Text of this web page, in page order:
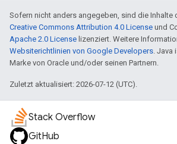
Sofern nicht anders angegeben, sind die Inhalte
Creative Commons Attribution 4.0 License und
Apache 2.0 License lizenziert. Weitere
Websiterichtlinien von Google Developers. Java
Marke von Oracle und/oder seinen Partnern.
Zuletzt aktualisiert: 2026-07-12 (UTC).
Stack Overflow
GitHub